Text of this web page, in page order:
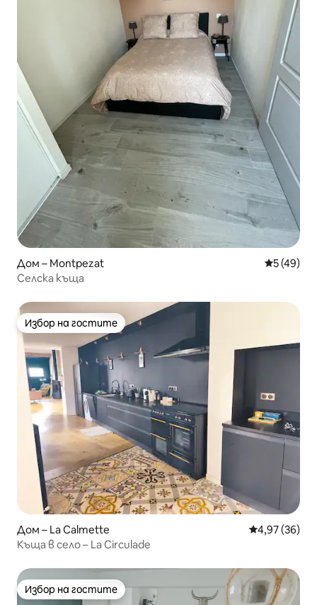
Дом – Montpezat Средна
5 (49)
Селска къща
Избор на гостите
Избор на гостите
Дом – La Calmette Средна
4,97 (36)
Къща в село – La Circulade
Избор на гостите
Избор на гостите